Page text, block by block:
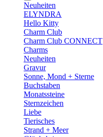
Neuheiten
ELYNDRA
Hello Kitty
Charm Club
Charm Club CONNECT
Charms
Neuheiten
Gravur
Sonne, Mond + Sterne
Buchstaben
Monatssteine
Sternzeichen
Liebe
Tierisches
Strand + Meer